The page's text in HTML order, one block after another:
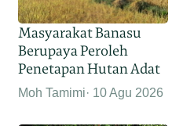
Masyarakat Banasu
Berupaya Peroleh
Penetapan Hutan Adat
Moh Tamimi 10 Agu 2026